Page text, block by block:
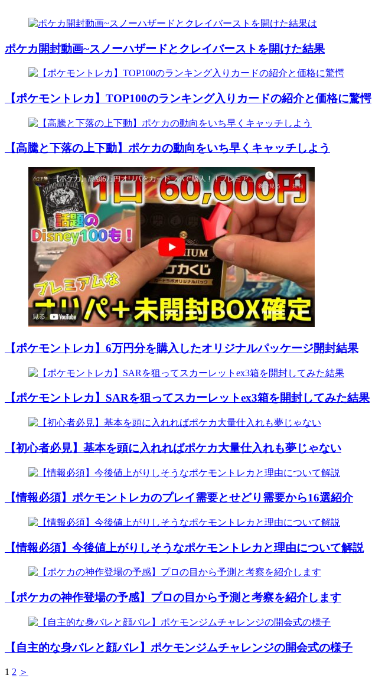
ポケカ開封動画~スノーハザードとクレイバーストを開けた結果
【ポケモントレカ】TOP100のランキング入りカードの紹介と価格に驚愕
【高騰と下落の上下動】ポケカの動向をいち早くキャッチしよう
【ポケモントレカ】6万円分を購入したオリジナルパッケージ開封結果
【ポケモントレカ】SARを狙ってスカーレットex3箱を開封してみた結果
【初心者必見】基本を頭に入れればポケカ大量仕入れも夢じゃない
【情報必須】ポケモントレカのプレイ需要とせどり需要から16選紹介
【情報必須】今後値上がりしそうなポケモントレカと理由について解説
【ポケカの神作登場の予感】プロの目から予測と考察を紹介します
【自主的な身バレと顔バレ】ポケモンジムチャレンジの開会式の様子
1 2 ＞